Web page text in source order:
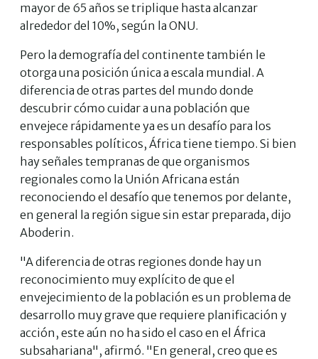
mayor de 65 años se triplique hasta alcanzar
alrededor del 10%, según la ONU.
Pero la demografía del continente también le
otorga una posición única a escala mundial. A
diferencia de otras partes del mundo donde
descubrir cómo cuidar a una población que
envejece rápidamente ya es un desafío para los
responsables políticos, África tiene tiempo. Si bien
hay señales tempranas de que organismos
regionales como la Unión Africana están
reconociendo el desafío que tenemos por delante,
en general la región sigue sin estar preparada, dijo
Aboderin.
"A diferencia de otras regiones donde hay un
reconocimiento muy explícito de que el
envejecimiento de la población es un problema de
desarrollo muy grave que requiere planificación y
acción, este aún no ha sido el caso en el África
subsahariana", afirmó. "En general, creo que es